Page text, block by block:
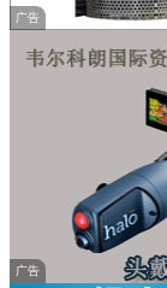
广告
广告